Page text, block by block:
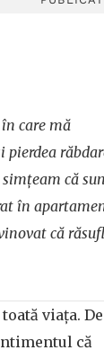
care mă
pierdea
că
în
că
viața. De
că